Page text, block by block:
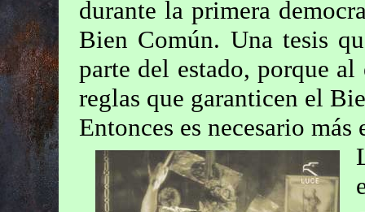
durante la primera
Bien Común. Una tesis
parte del estado, porque
reglas que garanticen el
Entonces es necesario